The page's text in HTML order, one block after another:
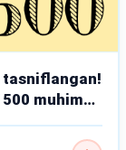
tasniflangan!
muhim